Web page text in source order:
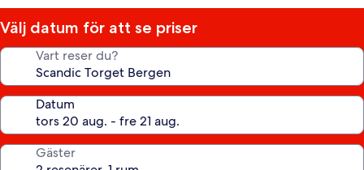
Välj datum för att se priser
Vart reser du?
Datum
Gäster